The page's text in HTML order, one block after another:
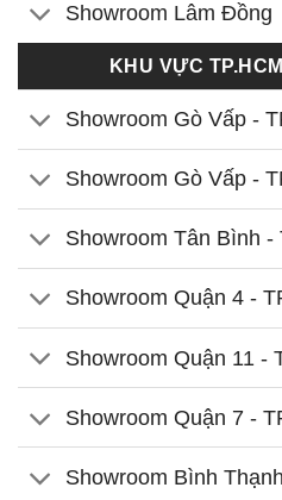
Showroom Lâm Đồng
KHU VỰC
Showroom Gò Vấp -
Showroom Gò Vấp -
Showroom Tân Bình -
Showroom Quận 4 -
Showroom Quận 11 -
Showroom Quận 7 -
Showroom Bình